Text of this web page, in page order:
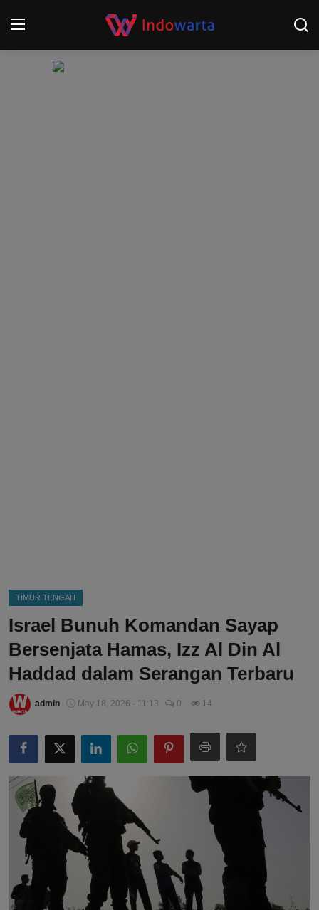
TIMUR TENGAH
Israel Bunuh Komandan Sayap
Bersenjata Hamas, Izz Al Din Al
Haddad dalam Serangan Terbaru
admin May 18, 2026 - 11:13 0 14